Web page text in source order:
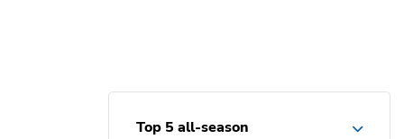
Top 5 all-season